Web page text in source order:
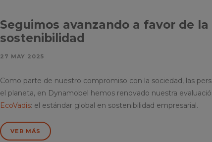
Seguimos avanzando a favor de la
sostenibilidad
27 MAY 2025
Como parte de nuestro compromiso con la sociedad, las
el planeta, en Dynamobel hemos renovado nuestra
EcoVadis: el estándar global en sostenibilidad empresarial.
VER MÁS